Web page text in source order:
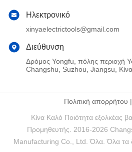
Ηλεκτρονικό
xinyaelectrictools@gmail.com
Διεύθυνση
Δρόμος Yongfu, πόλης περιοχή
Changshu, Suzhou, Jiangsu,
Πολιτική απορρήτου |
Κίνα Καλό Ποιότητα εξολκέας
Προμηθευτής. 2016-2026
Manufacturing Co., Ltd. Όλα. Όλα τα